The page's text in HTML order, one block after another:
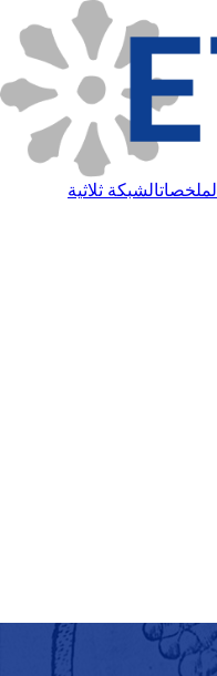
الملخصاتالشبكة ثلاثية